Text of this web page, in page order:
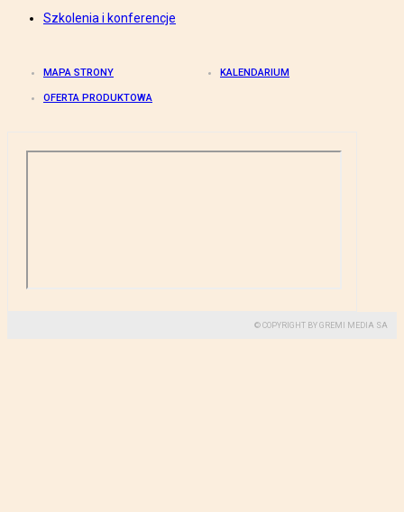
Szkolenia i konferencje
MAPA STRONY KALENDARIUM
OFERTA PRODUKTOWA
© COPYRIGHT BY GREMI MEDIA SA